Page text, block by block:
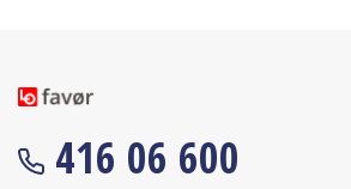
416 06 600